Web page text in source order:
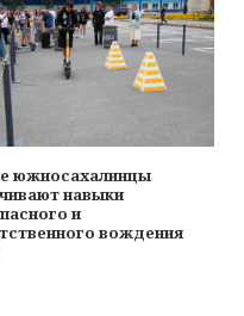
южносахалинцы
навыки
и
вождения